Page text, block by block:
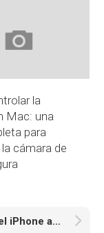
la
Mac: una
para
cámara de
Cómo exportar mensajes de texto del iPhone a PDF